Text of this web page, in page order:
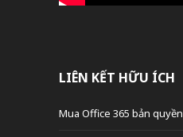
LIÊN KẾT HỮU ÍCH
Mua Office 365 bản quyền